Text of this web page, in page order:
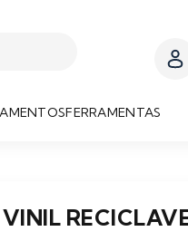
FERRAMENTAS